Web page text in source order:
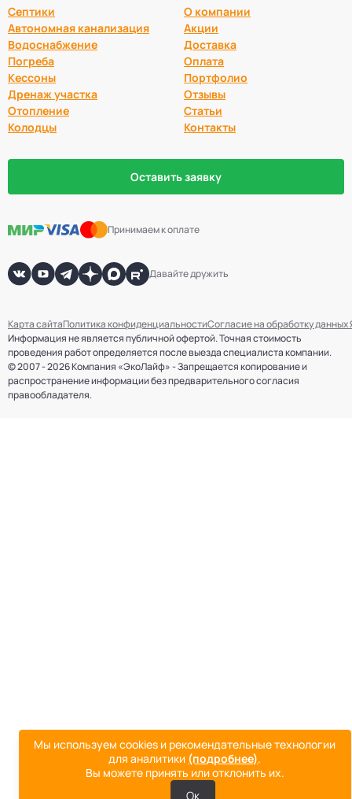
Септики
Автономная канализация
Водоснабжение
Погреба
Кессоны
Дренаж участка
Отопление
Колодцы
О компании
Акции
Доставка
Оплата
Портфолио
Отзывы
Статьи
Контакты
Оставить заявку
Принимаем к оплате
Давайте дружить
Информация не является публичной офертой. Точная стоимость
проведения работ определяется после выезда специалиста компании.
© 2007 - 2026 Компания «ЭкоЛайф» - Запрещается копирование и
распространение информации без предварительного согласия
правообладателя.
Карта сайтаПолитика конфиденциальностиСогласие на обработку
Мы используем cookies и рекомендательные технологии
для аналитики (подробнее).
Вы можете принять или отклонить их.
Ок